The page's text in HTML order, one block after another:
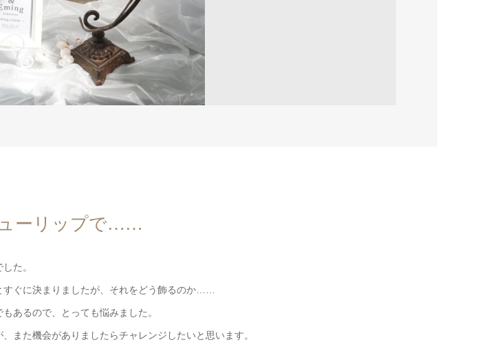
ーリップで……
た。
ぐに決まりましたが、それをどう飾るのか……
あるので、とっても悩みました。
また機会がありましたらチャレンジしたいと思います。